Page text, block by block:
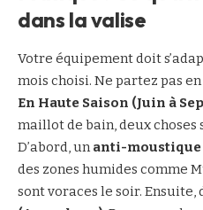
dans la valise
Votre équipement doit
mois choisi. Ne partez pas
En Haute Saison (Juin à
maillot de bain, deux choses
D’abord, unanti-moustique
des zones humides comme
sont voraces le soir. Ensuite,